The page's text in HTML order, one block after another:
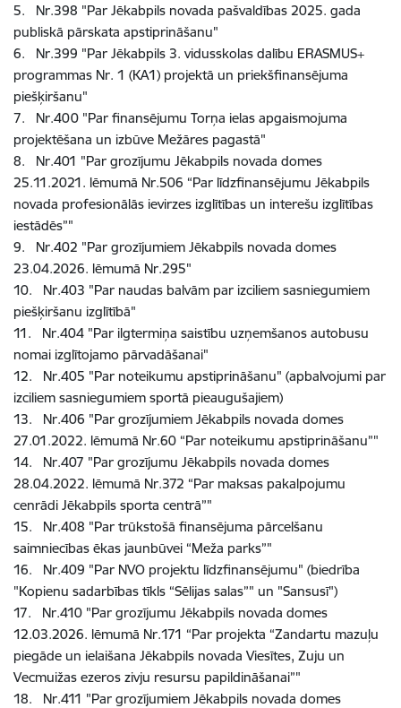
5. Nr.398 "Par Jēkabpils novada pašvaldības 2025. gada
publiskā pārskata apstiprināšanu"
6. Nr.399 "Par Jēkabpils 3. vidusskolas dalību ERASMUS+
programmas Nr. 1 (KA1) projektā un priekšfinansējuma
piešķiršanu"
7. Nr.400 "Par finansējumu Torņa ielas apgaismojuma
projektēšana un izbūve Mežāres pagastā"
8. Nr.401 "Par grozījumu Jēkabpils novada domes
25.11.2021. lēmumā Nr.506 “Par līdzfinansējumu Jēkabpils
novada profesionālās ievirzes izglītības un interešu izglītības
iestādēs”"
9. Nr.402 "Par grozījumiem Jēkabpils novada domes
23.04.2026. lēmumā Nr.295"
10. Nr.403 "Par naudas balvām par izciliem sasniegumiem
piešķiršanu izglītībā"
11. Nr.404 "Par ilgtermiņa saistību uzņemšanos autobusu
nomai izglītojamo pārvadāšanai"
12. Nr.405 "Par noteikumu apstiprināšanu" (apbalvojumi par
izciliem sasniegumiem sportā pieaugušajiem)
13. Nr.406 "Par grozījumiem Jēkabpils novada domes
27.01.2022. lēmumā Nr.60 “Par noteikumu apstiprināšanu”"
14. Nr.407 "Par grozījumu Jēkabpils novada domes
28.04.2022. lēmumā Nr.372 “Par maksas pakalpojumu
cenrādi Jēkabpils sporta centrā”"
15. Nr.408 "Par trūkstošā finansējuma pārcelšanu
saimniecības ēkas jaunbūvei “Meža parks”"
16. Nr.409 "Par NVO projektu līdzfinansējumu" (biedrība
"Kopienu sadarbības tīkls “Sēlijas salas”" un "Sansusī")
17. Nr.410 "Par grozījumu Jēkabpils novada domes
12.03.2026. lēmumā Nr.171 “Par projekta “Zandartu mazuļu
piegāde un ielaišana Jēkabpils novada Viesītes, Zuju un
Vecmuižas ezeros zivju resursu papildināšanai”"
18. Nr.411 "Par grozījumiem Jēkabpils novada domes